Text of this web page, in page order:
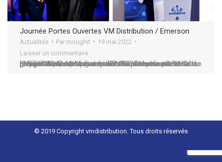
Journée Portes Ouvertes VM Distribution / Emerson
Actualités Par moughit
19 mai 2022
Laisser un commentaire
Le jeudi 12 Mai a connu l’événement rencontre VMD / EMERSON . Destiné à un public de professionnels de la réfrigération, cet après-midi à été marquée par la présentations de la gamme EMERSON et la visualisation des produits exposés. Le mot d’ouverture a été prononcé par M. Mohamed Ettalali, Directeur Général du groupe Ventec et a…
© 2019 Copyright vmdistribution. Tous droits réservés